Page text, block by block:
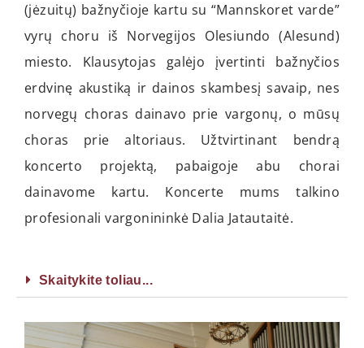
(jėzuitų) bažnyčioje kartu su “Mannskoret varde”
vyrų choru iš Norvegijos Olesiundo (Alesund)
miesto. Klausytojas galėjo įvertinti bažnyčios
erdvinę akustiką ir dainos skambesį savaip, nes
norvegų choras dainavo prie vargonų, o mūsų
choras prie altoriaus. Užtvirtinant bendrą
koncerto projektą, pabaigoje abu chorai
dainavome kartu. Koncerte mums talkino
profesionali vargonininkė Dalia Jatautaitė.
Skaitykite toliau...